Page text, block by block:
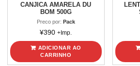
CANJICA AMARELA DU
BOM 500G
Preco por: Pack
¥390 +Imp.
ADICIONAR AO
CARRINHO